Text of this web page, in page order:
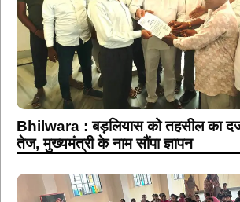
Bhilwara : बड़लियास को तहसील का
तेज, मुख्यमंत्री के नाम सौंपा ज्ञापन